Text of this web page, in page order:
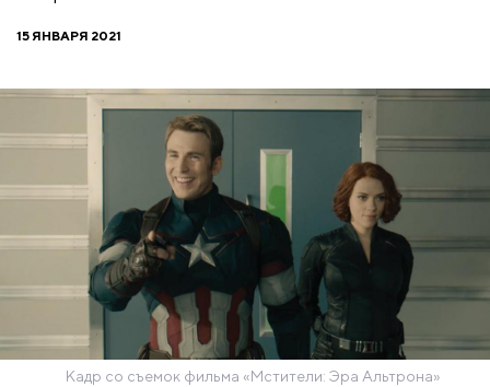
15 ЯНВАРЯ 2021
Кадр со съемок фильма «Мстители: Эра Альтрона»